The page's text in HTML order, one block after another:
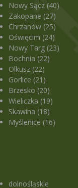
Nowy Sącz (40)
Zakopane (27)
Chrzanów (25)
Oświęcim (24)
Nowy Targ (23)
Bochnia (22)
Olkusz (22)
Gorlice (21)
Brzesko (20)
Wieliczka (19)
Skawina (18)
Myślenice (16)
dolnośląskie